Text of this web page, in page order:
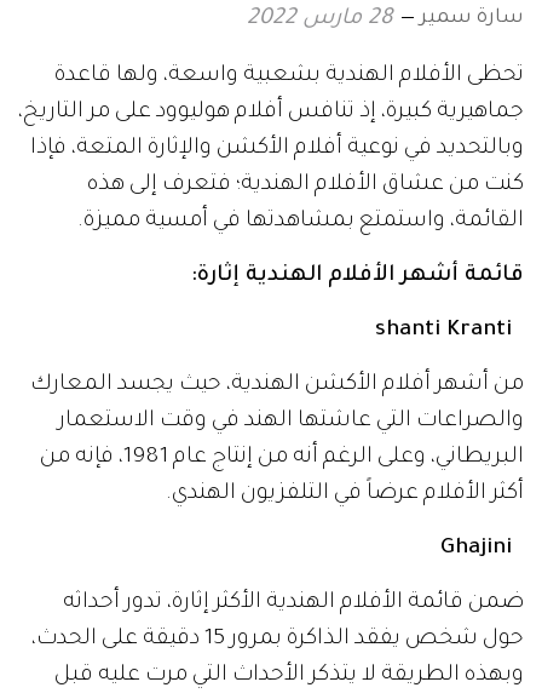
سارة سمير 28 مارس 2022
تحظى الأفلام الهندية بشعبية واسعة، ولها قاعدة
جماهيرية كبيرة، إذ تنافس أفلام هوليوود على مر التاريخ،
وبالتحديد في نوعية أفلام الأكشن والإثارة المتعة، فإذا
كنت من عشاق الأفلام الهندية؛ فتعرف إلى هذه
القائمة، واستمتع بمشاهدتها في أمسية مميزة.
قائمة أشهر الأفلام الهندية إثارة:
من أشهر أفلام الأكشن الهندية، حيث يجسد المعارك
والصراعات التي عاشتها الهند في وقت الاستعمار
البريطاني، وعلى الرغم أنه من إنتاج عام 1981، فإنه من
أكثر الأفلام عرضاً في التلفزيون الهندي.
ضمن قائمة الأفلام الهندية الأكثر إثارة، تدور أحداثه
حول شخص يفقد الذاكرة بمرور 15 دقيقة على الحدث،
وبهذه الطريقة لا يتذكر الأحداث التي مرت عليه قبل